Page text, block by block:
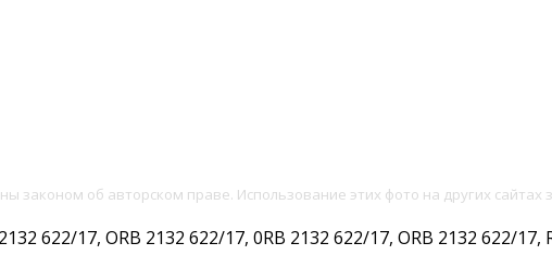
законом об авторском праве. Использование этих фото на других сайтах
622/17, ORB 2132 622/17, 0RB 2132 622/17, ORB 2132 622/17,